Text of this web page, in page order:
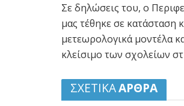
Σε δηλώσεις του, ο
μας τέθηκε σε
μετεωρολογικά μοντέλα
κλείσιμο των σχολείων
ΣΧΕΤΙΚΑΑΡΘΡΑ